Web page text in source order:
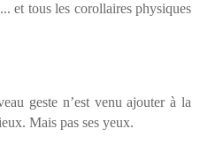
et tous les corollaires physiques
geste n’est venu ajouter à la
Mais pas ses yeux.